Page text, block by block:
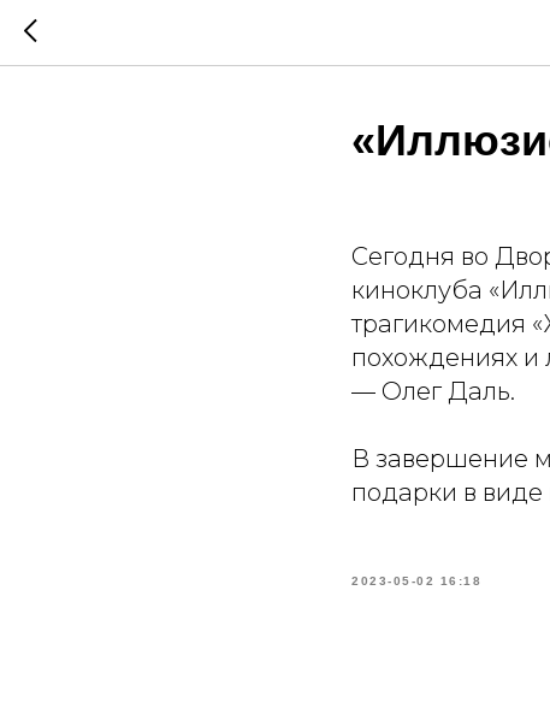
Сегодня во
киноклуба
трагикомедия
похождениях и
— Олег Даль.
В завершение
подарки в виде
2023-05-02 16:18